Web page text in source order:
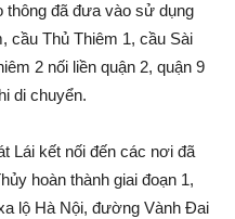
thông đã đưa vào sử dụng
cầu Thủ Thiêm 1, cầu Sài
2 nối liền quận 2, quận 9
di chuyển.
Lái kết nối đến các nơi đã
hoàn thành giai đoạn 1,
lộ Hà Nội, đường Vành Đai